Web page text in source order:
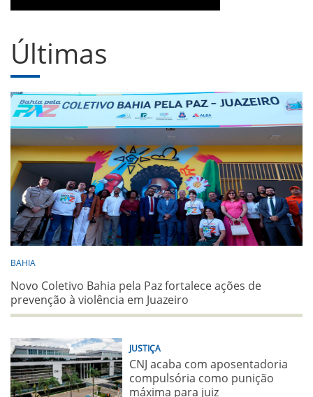
Últimas
BAHIA
Novo Coletivo Bahia pela Paz fortalece ações de
prevenção à violência em Juazeiro
JUSTIÇA
CNJ acaba com aposentadoria
compulsória como punição
máxima para juiz